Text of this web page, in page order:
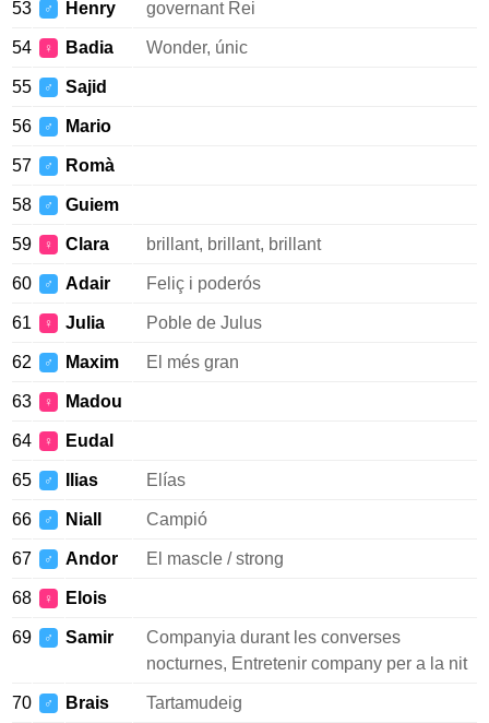
53 ♂ Henry governant Rei
54 ♀ Badia Wonder, únic
55 ♂ Sajid
56 ♂ Mario
57 ♂ Romà
58 ♂ Guiem
59 ♀ Clara brillant, brillant, brillant
60 ♂ Adair Feliç i poderós
61 ♀ Julia Poble de Julus
62 ♂ Maxim El més gran
63 ♀ Madou
64 ♀ Eudal
65 ♂ Ilias Elías
66 ♂ Niall Campió
67 ♂ Andor El mascle / strong
68 ♀ Elois
69 ♂ Samir
Companyia durant les converses
nocturnes, Entretenir company per a la nit
70 ♂ Brais Tartamudeig